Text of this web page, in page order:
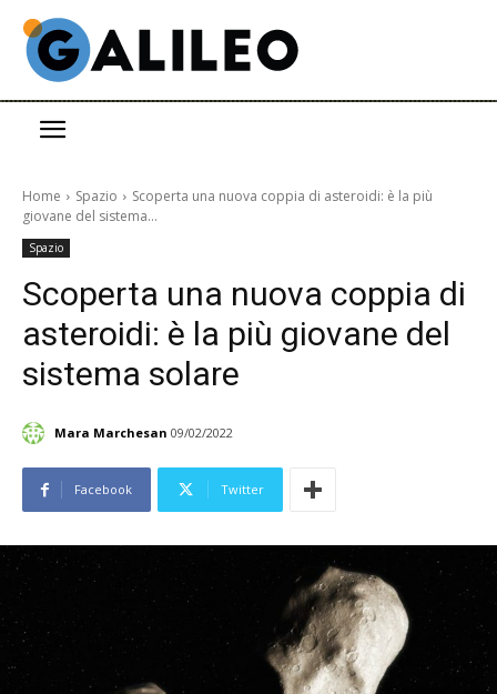
Home Spazio
Scoperta una nuova coppia di asteroidi: è la più
giovane del sistema...
Spazio
Scoperta una nuova coppia di
asteroidi: è la più giovane del
sistema solare
Mara Marchesan 09/02/2022
Facebook Twitter